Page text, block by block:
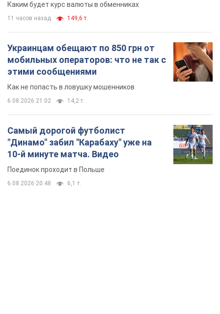
Каким будет курс валюты в обменниках
11 часов назад 149,6 т.
Украинцам обещают по 850 грн от
мобильных операторов: что не так с
этими сообщениями
Как не попасть в ловушку мошенников
6.08.2026 21:02 14,2 т.
Самый дорогой футболист
"Динамо" забил "Карабаху" уже на
10-й минуте матча. Видео
Поединок проходит в Польше
6.08.2026 20:48 6,1 т.